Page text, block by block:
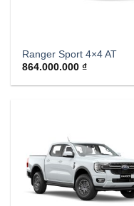
Ranger Sport 4×4 AT
864.000.000₫